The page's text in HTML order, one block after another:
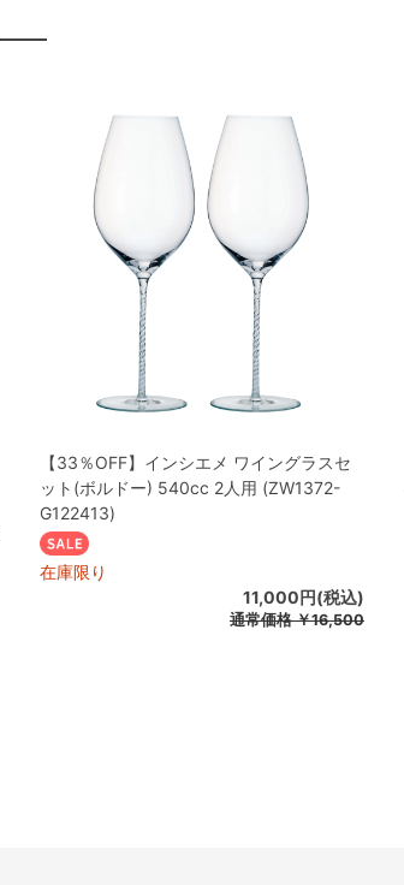
【33％OFF】インシエメ ワイングラスセ
ット(ボルドー) 540cc 2人用 (ZW1372-
G122413)
在庫限り
11,000円(税込)
通常価格￥16,500